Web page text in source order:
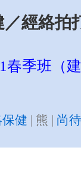
經絡拍
春季班（
健 | 熊 | 尚